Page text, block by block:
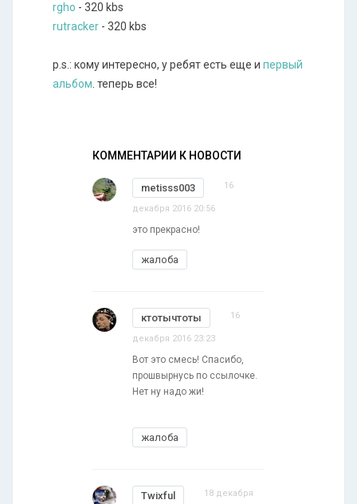
rgho - 320 kbs
rutracker - 320 kbs
p.s.: кому интересно, у ребят есть еще и первый
альбом . теперь все!
КОММЕНТАРИИ К НОВОСТИ
metisss003 16
декабря 2016 20:56
это прекрасно!
жалоба
ктотычтоты 16
декабря 2016 23:23
Вот это смесь! Спасибо,
прошвырнусь по ссылочке.
Нет ну надо жи!
жалоба
Twixful 18 декабря